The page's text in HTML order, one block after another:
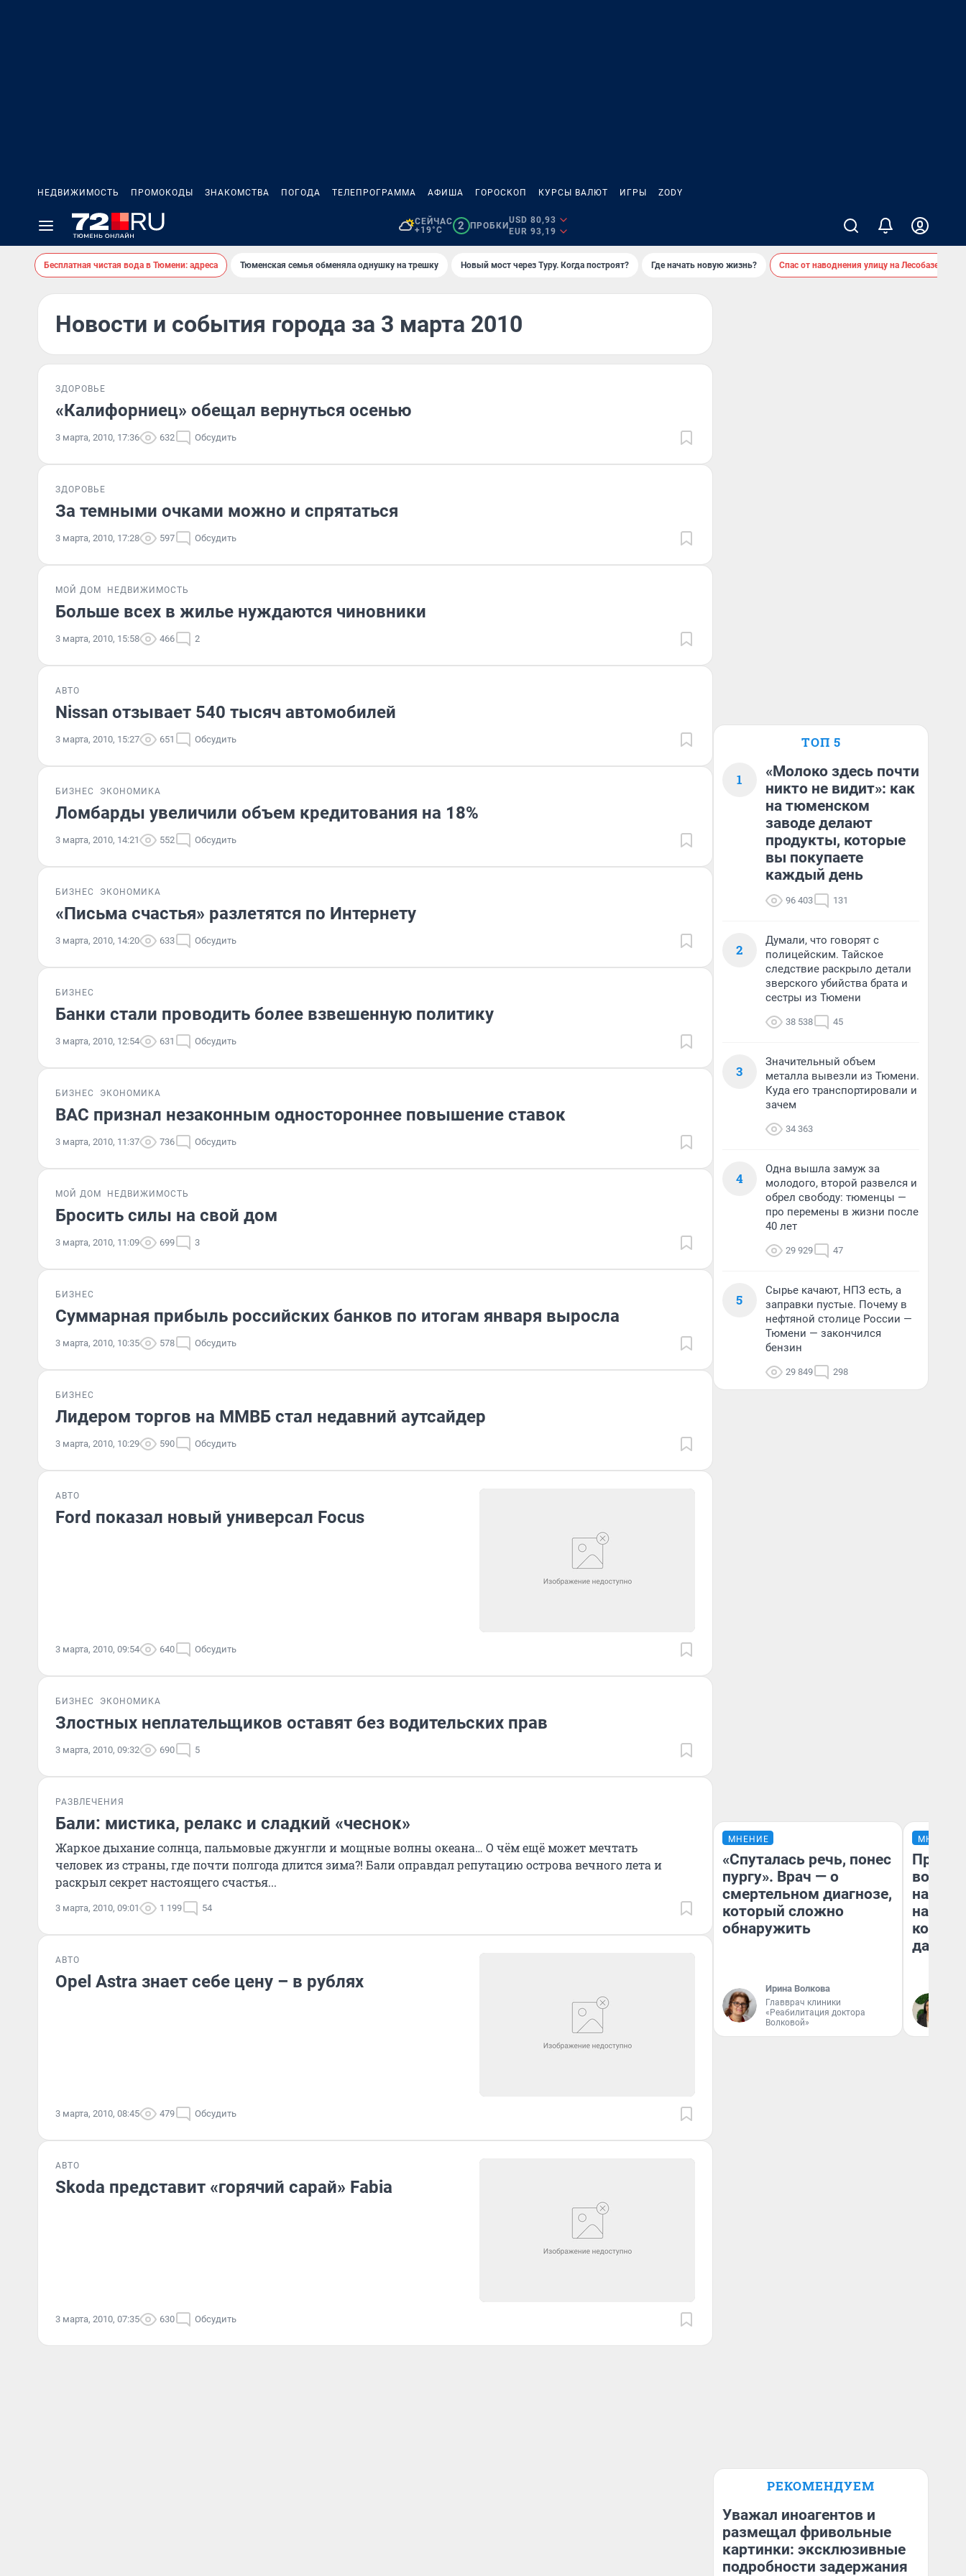
НЕДВИЖИМОСТЬ ПРОМОКОДЫ ЗНАКОМСТВА ПОГОДА ТЕЛЕПРОГРАММА АФИША ГОРОСКОП КУРСЫ ВАЛЮТ ИГРЫ ZODY
СЕЙЧАС
+19°C
2 ПРОБКИ
USD 80,93
EUR 93,19
Бесплатная чистая вода в Тюмени: адреса Тюменская семья обменяла однушку на трешку Новый мост через Туру. Когда построят? Где начать новую жизнь? Спас от наводнения улицу на Лесобазе
Новости и события города за 3 марта 2010
ЗДОРОВЬЕ
«Калифорниец» обещал вернуться осенью
3 марта, 2010, 17:36 632 Обсудить
ЗДОРОВЬЕ
За темными очками можно и спрятаться
3 марта, 2010, 17:28 597 Обсудить
МОЙ ДОМ НЕДВИЖИМОСТЬ
Больше всех в жилье нуждаются чиновники
3 марта, 2010, 15:58 466 2
АВТО
Nissan отзывает 540 тысяч автомобилей
3 марта, 2010, 15:27 651 Обсудить
БИЗНЕС ЭКОНОМИКА
Ломбарды увеличили объем кредитования на 18%
3 марта, 2010, 14:21 552 Обсудить
БИЗНЕС ЭКОНОМИКА
«Письма счастья» разлетятся по Интернету
3 марта, 2010, 14:20 633 Обсудить
БИЗНЕС
Банки стали проводить более взвешенную политику
3 марта, 2010, 12:54 631 Обсудить
БИЗНЕС ЭКОНОМИКА
ВАС признал незаконным одностороннее повышение ставок
3 марта, 2010, 11:37 736 Обсудить
МОЙ ДОМ НЕДВИЖИМОСТЬ
Бросить силы на свой дом
3 марта, 2010, 11:09 699 3
БИЗНЕС
Суммарная прибыль российских банков по итогам января выросла
3 марта, 2010, 10:35 578 Обсудить
БИЗНЕС
Лидером торгов на ММВБ стал недавний аутсайдер
3 марта, 2010, 10:29 590 Обсудить
АВТО
Ford показал новый универсал Focus
3 марта, 2010, 09:54 640 Обсудить
БИЗНЕС ЭКОНОМИКА
Злостных неплательщиков оставят без водительских прав
3 марта, 2010, 09:32 690 5
РАЗВЛЕЧЕНИЯ
Бали: мистика, релакс и сладкий «чеснок»
Жаркое дыхание солнца, пальмовые джунгли и мощные волны океана… О чём ещё может мечтать
человек из страны, где почти полгода длится зима?! Бали оправдал репутацию острова вечного лета и
раскрыл секрет настоящего счастья...
3 марта, 2010, 09:01 1 199 54
АВТО
Opel Astra знает себе цену – в рублях
3 марта, 2010, 08:45 479 Обсудить
АВТО
Skoda представит «горячий сарай» Fabia
3 марта, 2010, 07:35 630 Обсудить
ТОП 5
1
«Молоко здесь почти
никто не видит»: как
на тюменском
заводе делают
продукты, которые
вы покупаете
каждый день
96 403 131
2
Думали, что говорят с
полицейским. Тайское
следствие раскрыло детали
зверского убийства брата и
сестры из Тюмени
38 538 45
3
Значительный объем
металла вывезли из Тюмени.
Куда его транспортировали и
зачем
34 363
4
Одна вышла замуж за
молодого, второй развелся и
обрел свободу: тюменцы —
про перемены в жизни после
40 лет
29 929 47
5
Сырье качают, НПЗ есть, а
заправки пустые. Почему в
нефтяной столице России —
Тюмени — закончился
бензин
29 849 298
МНЕНИЕ
«Спуталась речь, понес
пургу». Врач — о
смертельном диагнозе,
который сложно
обнаружить
Ирина Волкова
Главврач клиники
«Реабилитация доктора
Волковой»
МНЕНИЕ
нам
даже
РЕКОМЕНДУЕМ
Уважал иноагентов и
размещал фривольные
картинки: эксклюзивные
подробности задержания